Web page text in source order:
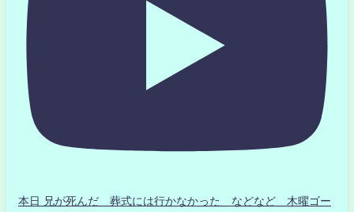
本日 兄が死んだ 葬式には行かなかった などなど 木曜ゴー